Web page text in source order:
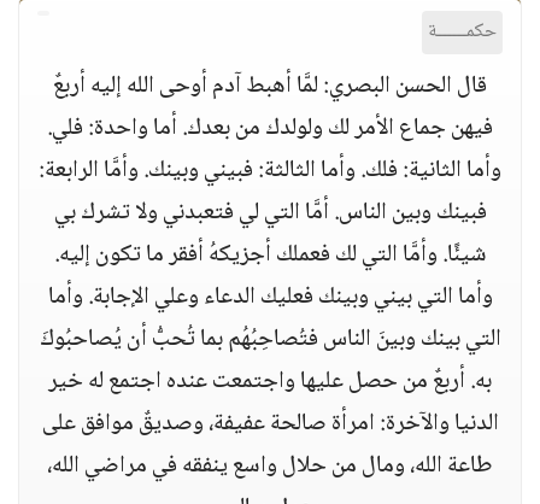
حكمــــــة
قال الحسن البصري: لمَّا أهبط آدم أوحى الله إليه أربعٌ
فيهن جماع الأمر لك ولولدك من بعدك. أما واحدة: فلي.
وأما الثانية: فلك. وأما الثالثة: فبيني وبينك. وأمَّا الرابعة:
فبينك وبين الناس. أمَّا التي لي فتعبدني ولا تشرك بي
شيئًا. وأمَّا التي لك فعملك أجزيكهُ أفقر ما تكون إليه.
وأما التي بيني وبينك فعليك الدعاء وعلي الإجابة. وأما
التي بينك وبينَ الناس فتُصاحِبُهُم بما تُحبُّ أن يُصاحبُوكَ
به. أربعٌ من حصل عليها واجتمعت عنده اجتمع له خير
الدنيا والآخرة: امرأة صالحة عفيفة، وصديقٌ موافق على
طاعة الله، ومال من حلال واسع ينفقه في مراضي الله،